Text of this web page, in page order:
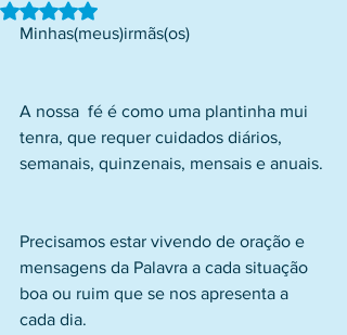
Avaliado com NaN de 5 estrelas.
Minhas(meus)irmãs(os)
A nossa  fé é como uma plantinha mui
tenra, que requer cuidados diários,
semanais, quinzenais, mensais e anuais.
Precisamos estar vivendo de oração e
mensagens da Palavra a cada situação
boa ou ruim que se nos apresenta a
cada dia.